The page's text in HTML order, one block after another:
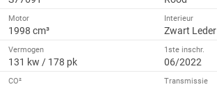
Motor
1998 cm³
Vermogen
131 kw / 178 pk
CO²
Interieur
Zwart Leder
1ste inschr.
06/2022
Transmissie